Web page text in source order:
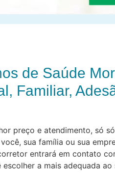
de Saúde
Familiar,
preço e atendimento, só
sua família ou sua
entrará em contato
escolher a mais adequada ao